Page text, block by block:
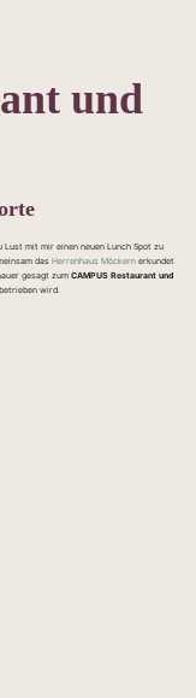
und
mit mir einen neuen Lunch Spot zu
das Herrenhaus Möckern erkundet
gesagt zum CAMPUS Restaurant und
betrieben wird.